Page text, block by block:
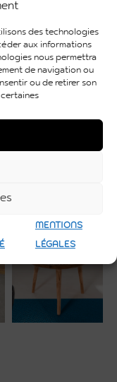
des technologies
aux informations
nous permettra
de navigation ou
ou de retirer son
MENTIONS
LÉGALES